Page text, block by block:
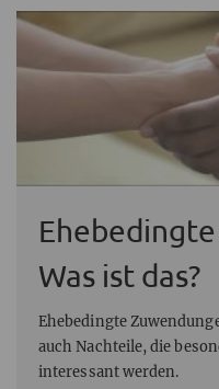
Was ist das?
Ehebedingte
auch Nachteile, die
interessant werden.